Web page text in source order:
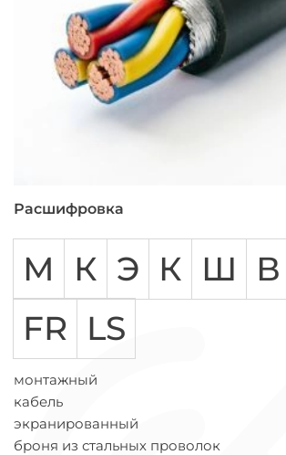
Расшифровка
М К Э К Ш В
FR LS
монтажный
кабель
экранированный
броня из стальных проволок